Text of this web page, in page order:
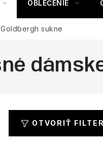
OBLEČENIE
Goldbergh sukne
OTVORIŤ FILTER